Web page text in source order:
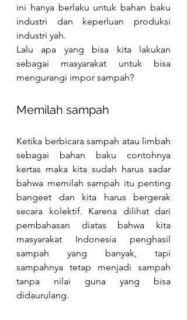
ini hanya berlaku untuk bahan baku
industri dan keperluan produksi
industri yah.
Lalu apa yang bisa kita lakukan
sebagai masyarakat untuk bisa
mengurangi impor sampah?
Memilah sampah
Ketika berbicara sampah atau limbah
sebagai bahan baku contohnya
kertas maka kita sudah harus sadar
bahwa memilah sampah itu penting
bangeet dan kita harus bergerak
secara kolektif. Karena dilihat dari
pembahasan diatas bahwa kita
masyarakat Indonesia penghasil
sampah yang banyak, tapi
sampahnya tetap menjadi sampah
tanpa nilai guna yang bisa
didaurulang.